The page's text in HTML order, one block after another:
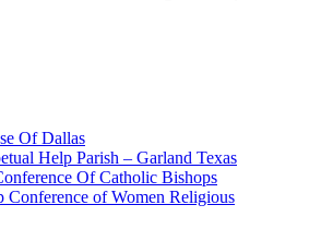
Of Dallas
Help Parish – Garland Texas
Of Catholic Bishops
Conference of Women Religious